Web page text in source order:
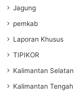
Jagung
pemkab
Laporan Khusus
TIPIKOR
Kalimantan Selatan
Kalimantan Tengah